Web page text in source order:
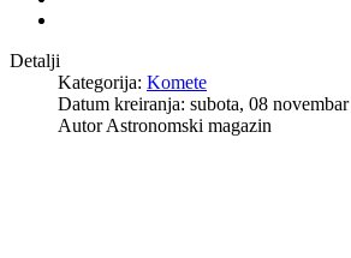
Detalji
Kategorija: Komete
Datum kreiranja: subota, 08
AutorAstronomski magazin